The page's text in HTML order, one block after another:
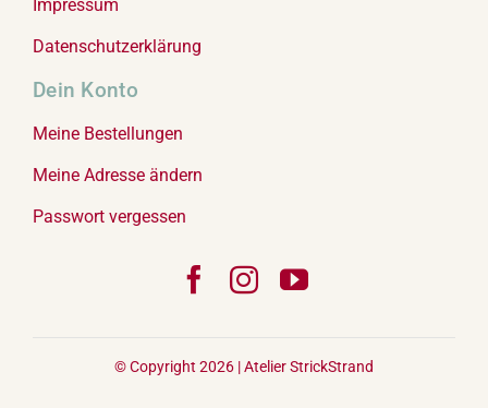
Impressum
Datenschutzerklärung
Dein Konto
Meine Bestellungen
Meine Adresse ändern
Passwort vergessen
© Copyright 2026 |Atelier StrickStrand